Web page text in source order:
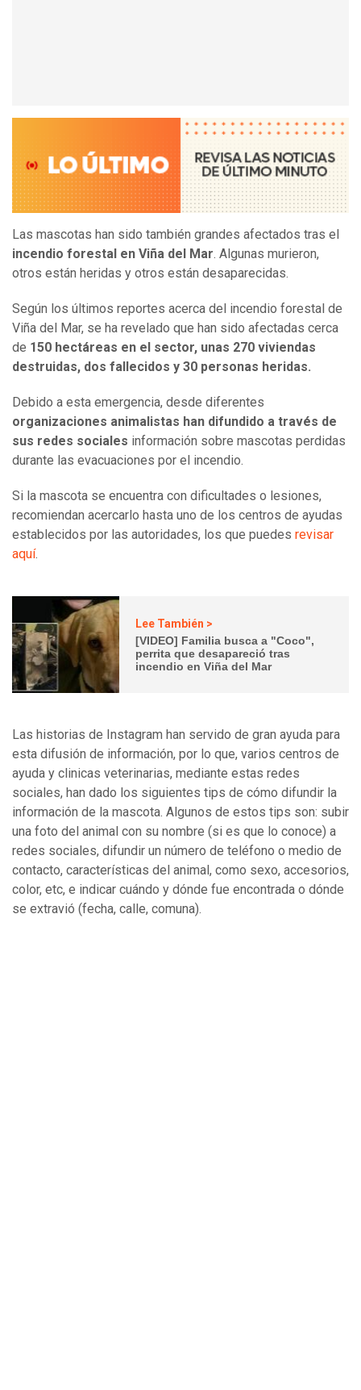
Las mascotas han sido también grandes afectados tras el
incendio forestal en Viña del Mar. Algunas murieron,
otros están heridas y otros están desaparecidas.
Según los últimos reportes acerca del incendio forestal de
Viña del Mar, se ha revelado que han sido afectadas cerca
de 150 hectáreas en el sector, unas 270 viviendas
destruidas, dos fallecidos y 30 personas heridas.
Debido a esta emergencia, desde diferentes
organizaciones animalistas han difundido a través de
sus redes sociales información sobre mascotas perdidas
durante las evacuaciones por el incendio.
Si la mascota se encuentra con dificultades o lesiones,
recomiendan acercarlo hasta uno de los centros de ayudas
establecidos por las autoridades, los que puedes revisar
aquí.
Lee También >
[VIDEO] Familia busca a "Coco",
perrita que desapareció tras
incendio en Viña del Mar
Las historias de Instagram han servido de gran ayuda para
esta difusión de información, por lo que, varios centros de
ayuda y clinicas veterinarias, mediante estas redes
sociales, han dado los siguientes tips de cómo difundir la
información de la mascota. Algunos de estos tips son: subir
una foto del animal con su nombre (si es que lo conoce) a
redes sociales, difundir un número de teléfono o medio de
contacto, características del animal, como sexo, accesorios,
color, etc, e indicar cuándo y dónde fue encontrada o dónde
se extravió (fecha, calle, comuna).